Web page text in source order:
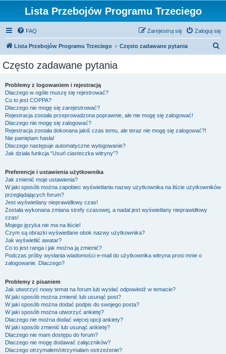
Lista Przebojów Programu Trzeciego
FAQ Zaloguj się
Zarejestruj się
Lista Przebojów Programu Trzeciego Często zadawane pytania
Często zadawane pytania
Problemy z logowaniem i rejestracją
Dlaczego w ogóle muszę się rejestrować?
Co to jest COPPA?
Dlaczego nie mogę się zarejestrować?
Rejestracja została przeprowadzona poprawnie, ale nie mogę się zalogować!
Dlaczego nie mogę się zalogować?
Rejestracja została dokonana jakiś czas temu, ale teraz nie mogę się zalogować?!
Nie pamiętam hasła!
Dlaczego następuje automatyczne wylogowanie?
Jak działa funkcja “Usuń ciasteczka witryny”?
Preferencje i ustawienia użytkownika
Jak zmienić moje ustawienia?
W jaki sposób można zapobiec wyświetlaniu nazwy użytkownika na liście użytkowników
przeglądających forum?
Jest wyświetlany nieprawidłowy czas!
Została wykonana zmiana strefy czasowej, a nadal jest wyświetlany nieprawidłowy
czas!
Mojego języka nie ma na liście!
Czym są obrazki wyświetlane obok nazwy użytkownika?
Jak wyświetlić awatar?
Co to jest ranga i jak można ją zmienić?
Podczas próby wysłania wiadomości e-mail do użytkownika witryna prosi mnie o
zalogowanie. Dlaczego?
Problemy z pisaniem
Jak utworzyć nowy temat na forum lub wysłać odpowiedź w temacie?
W jaki sposób można zmienić lub usunąć post?
W jaki sposób można dodać podpis do swojego posta?
W jaki sposób można utworzyć ankietę?
Dlaczego nie można dodać więcej opcji ankiety?
W jaki sposób zmienić lub usunąć ankietę?
Dlaczego nie mam dostępu do forum?
Dlaczego nie mogę dodawać załączników?
Dlaczego otrzymałem/otrzymałam ostrzeżenie?